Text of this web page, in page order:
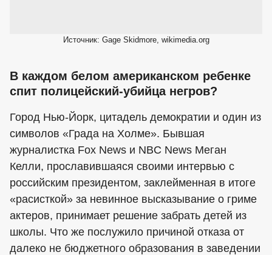
Источник: Gage Skidmore, wikimedia.org
В каждом белом американском ребенке
спит полицейский-убийца негров?
Город Нью-Йорк, цитадель демократии и один из
символов «Града на Холме». Бывшая
журналистка Fox News и NBC News Меган
Келли, прославившаяся своими интервью с
российским президентом, заклейменная в итоге
«расисткой» за невинное высказывание о гриме
актеров, принимает решение забрать детей из
школы. Что же послужило причиной отказа от
далеко не бюджетного образования в заведении